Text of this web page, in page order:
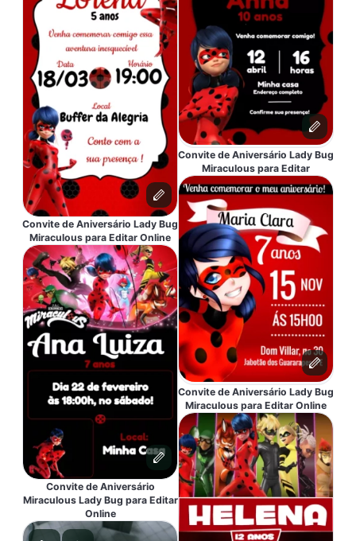
Convite de Aniversário Lady Bug
Miraculous para Editar Online
Convite de Aniversário
Miraculous Lady Bug para Editar
Online
Convite de Aniversário Lady Bug
Miraculous para Editar
Convite de Aniversário Lady Bug
Miraculous para Editar Online